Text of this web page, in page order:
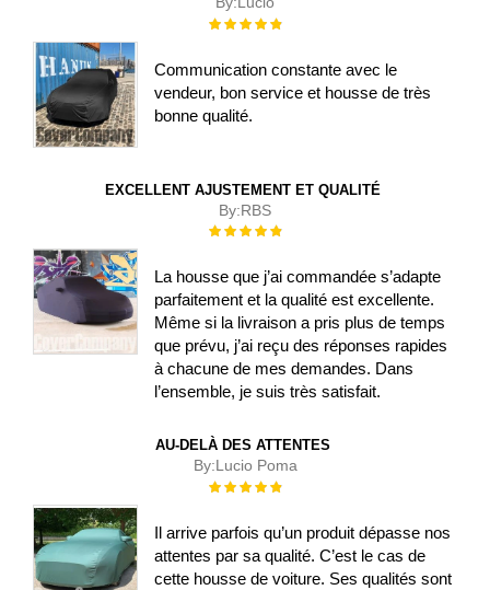
Évaluation :
Communication constante avec le
vendeur, bon service et housse de très
bonne qualité.
EXCELLENT AJUSTEMENT ET QUALITÉ
By:RBS
Évaluation :
La housse que j’ai commandée s’adapte
parfaitement et la qualité est excellente.
Même si la livraison a pris plus de temps
que prévu, j’ai reçu des réponses rapides
à chacune de mes demandes. Dans
l’ensemble, je suis très satisfait.
AU-DELÀ DES ATTENTES
By:Lucio Poma
Évaluation :
Il arrive parfois qu’un produit dépasse nos
attentes par sa qualité. C’est le cas de
cette housse de voiture. Ses qualités sont